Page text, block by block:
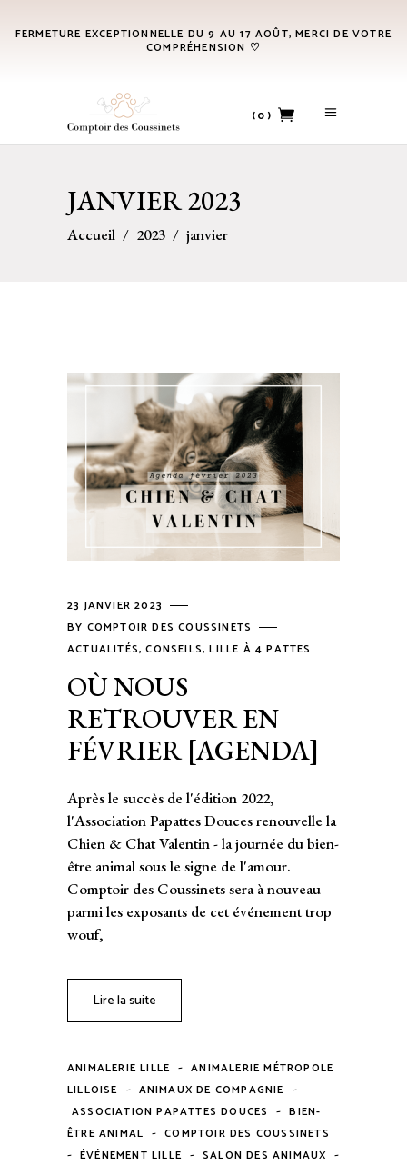
FERMETURE EXCEPTIONNELLE DU 9 AU 17 AOÛT, MERCI DE VOTRE
COMPRÉHENSION ♡
(0)
JANVIER 2023
Accueil / 2023 / janvier
23 JANVIER 2023
BY COMPTOIR DES COUSSINETS
ACTUALITÉS,CONSEILS,LILLE À 4 PATTES
OÙ NOUS
RETROUVER EN
FÉVRIER [AGENDA]
Après le succès de l'édition 2022,
l'Association Papattes Douces renouvelle la
Chien & Chat Valentin - la journée du bien-
être animal sous le signe de l'amour.
Comptoir des Coussinets sera à nouveau
parmi les exposants de cet événement trop
wouf,
Lire la suite
ANIMALERIE LILLE - ANIMALERIE MÉTROPOLE
LILLOISE - ANIMAUX DE COMPAGNIE -
ASSOCIATION PAPATTES DOUCES - BIEN-
ÊTRE ANIMAL - COMPTOIR DES COUSSINETS
- ÉVÉNEMENT LILLE - SALON DES ANIMAUX -